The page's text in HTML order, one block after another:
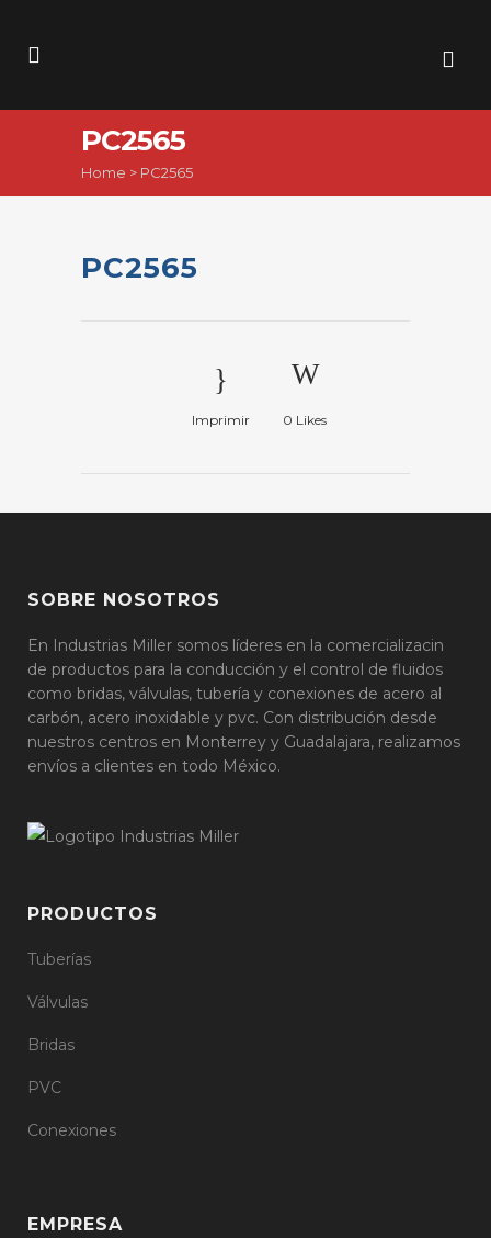
PC2565
Home > PC2565
PC2565
Imprimir 0 Likes
SOBRE NOSOTROS
En Industrias Miller somos líderes en la comercializacin
de productos para la conducción y el control de fluidos
como bridas, válvulas, tubería y conexiones de acero al
carbón, acero inoxidable y pvc. Con distribución desde
nuestros centros en Monterrey y Guadalajara, realizamos
envíos a clientes en todo México.
PRODUCTOS
Tuberías
Válvulas
Bridas
PVC
Conexiones
EMPRESA